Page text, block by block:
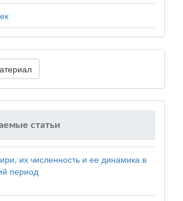
статьи
их численность и ее динамика в
период